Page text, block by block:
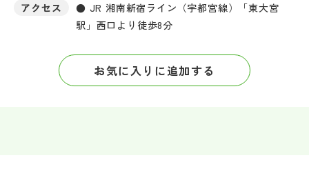
アクセス
● JR 湘南新宿ライン（宇都宮線）「東大宮
駅」西口より徒歩8分
お気に入りに追加する